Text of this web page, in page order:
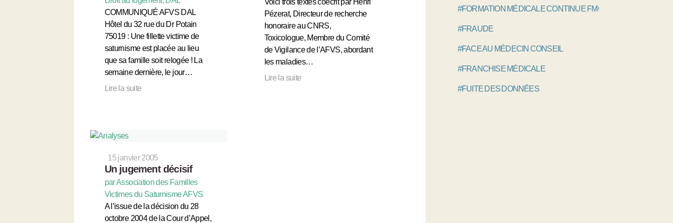
COMMUNIQUÉ AFVS DAL
Hôtel du 32 rue du Dr Potain
75019 : Une fillette victime de
saturnisme est placée au lieu
que sa famille soit relogée ! La
semaine dernière, le jour…
Lire la suite
Pézerat, Directeur de recherche
honoraire au CNRS,
Toxicologue, Membre du Comité
de Vigilance de l’AFVS, abordant
les maladies…
Lire la suite
15 janvier 2005
Un jugement décisif
par Association des Familles
Victimes du Saturnisme AFVS
A l’issue de la décision du 28
octobre 2004 de la Cour d’Appel,
#FORMATION MÉDICALE CONTINUE FMC, DPC
#FRAUDE
#FACE AU MÉDECIN CONSEIL
#FRANCHISE MÉDICALE
#FUITE DES DONNÉES